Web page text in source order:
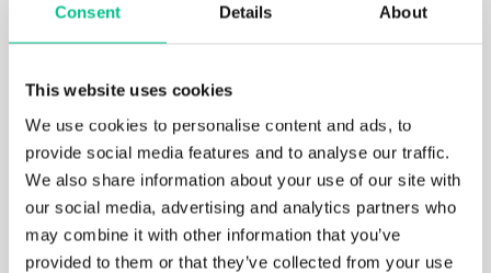
Consent Details About
This website uses cookies
We use cookies to personalise content and ads, to
provide social media features and to analyse our traffic.
We also share information about your use of our site with
our social media, advertising and analytics partners who
may combine it with other information that you’ve
provided to them or that they’ve collected from your use
voorspelbaarheid van kosten.
Alles van het pakket BASIC
Awareness campagne